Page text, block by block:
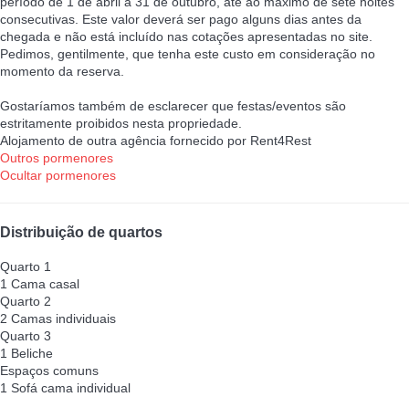
consecutivas. Este valor deverá ser pago alguns dias antes da
chegada e não está incluído nas cotações apresentadas no site.
Pedimos, gentilmente, que tenha este custo em consideração no
momento da reserva.
Gostaríamos também de esclarecer que festas/eventos são
estritamente proibidos nesta propriedade.
Alojamento de outra agência fornecido por Rent4Rest
Outros pormenores
Ocultar pormenores
Distribuição de quartos
Quarto 1
1 Cama casal
Quarto 2
2 Camas individuais
Quarto 3
1 Beliche
Espaços comuns
1 Sofá cama individual